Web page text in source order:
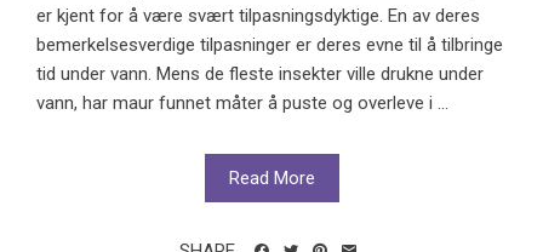
er kjent for å være svært tilpasningsdyktige. En av deres
bemerkelsesverdige tilpasninger er deres evne til å tilbringe
tid under vann. Mens de fleste insekter ville drukne under
vann, har maur funnet måter å puste og overleve i ...
Read More